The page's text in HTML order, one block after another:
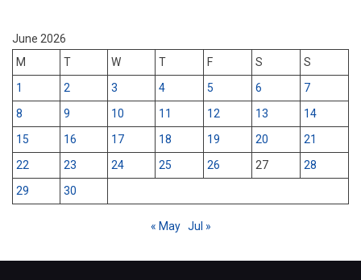
June 2026
M
T W T F S
S
1
2 3 4 5 6
7
8
9 10 11 12 13
14
15
16 17 18 19 20
21
22
23 24 25 26 27
28
29
30
« May Jul »